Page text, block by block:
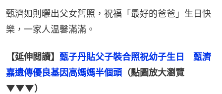
甄濟如則曬出父女舊照，祝福「最好的爸爸」生日快
樂，一家人温馨滿滿。
【延伸閲讀】 甄子丹貼父子裝合照祝幼子生日　甄濟
嘉遺傳優良基因高媽媽半個頭 （點圖放大瀏覽
▼▼▼）